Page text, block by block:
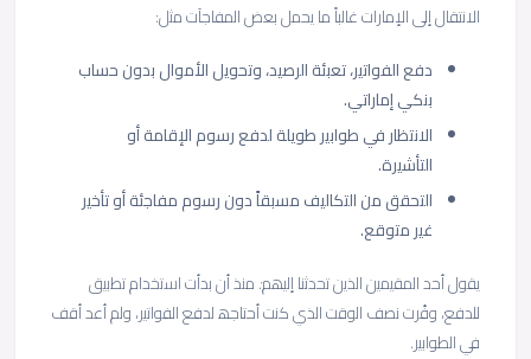
اﻻﻧﺗﻘﺎل إﻟﻰ اﻹﻣﺎرات ﻏﺎﻟﺑﺎً ﻣﺎ ﯾﺣﻣل ﺑﻌض اﻟﻣﻔﺎﺟﺂت ﻣﺛل:
دﻓﻊ اﻟﻔواﺗﯾر، ﺗﻌﺑﺋﺔ اﻟرﺻﯾد، وﺗﺣوﯾل اﻷﻣوال ﺑدون ﺣﺳﺎب
ﺑﻧﻛﻲ إﻣﺎراﺗﻲ.
اﻻﻧﺗظﺎر ﻓﻲ طواﺑﯾر طوﯾﻠﺔ ﻟدﻓﻊ رﺳوم اﻹﻗﺎﻣﺔ أو
اﻟﺗﺄﺷﯾرة.
اﻟﺗﺣﻘق ﻣن اﻟﺗﻛﺎﻟﯾف ﻣﺳﺑﻘﺎً دون رﺳوم ﻣﻔﺎﺟﺋﺔ أو ﺗﺄﺧﯾر
ﻏﯾر ﻣﺗوﻗﻊ.
ﯾﻘول أﺣد اﻟﻣﻘﯾﻣﯾن اﻟذﯾن ﺗﺣدﺛﻧﺎ إﻟﯾﮭم:ﻣﻧذ أن ﺑدأت اﺳﺗﺧدام ﺗطﺑﯾق
ﻟﻠدﻓﻊ، وﻓّرت ﻧﺻف اﻟوﻗت اﻟذي ﻛﻧت أﺣﺗﺎﺟﮫ ﻟدﻓﻊ اﻟﻔواﺗﯾر، وﻟم أﻋد أﻗف
ﻓﻲ اﻟطواﺑﯾر.